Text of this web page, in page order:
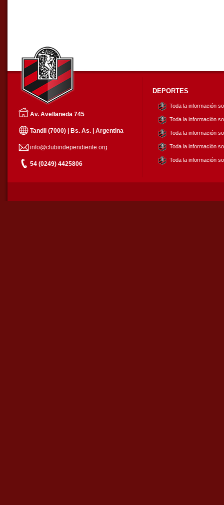
Av. Avellaneda 745
Tandil (7000) | Bs. As. | Argentina
info@clubindependiente.org
54 (0249) 4425806
DEPORTES
Toda la información
Toda la información
Toda la información
Toda la información
Toda la información